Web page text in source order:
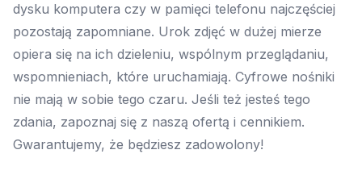
dysku komputera czy w pamięci telefonu najczęściej
pozostają zapomniane. Urok zdjęć w dużej mierze
opiera się na ich dzieleniu, wspólnym przeglądaniu,
wspomnieniach, które uruchamiają. Cyfrowe nośniki
nie mają w sobie tego czaru. Jeśli też jesteś tego
zdania, zapoznaj się z naszą ofertą i cennikiem.
Gwarantujemy, że będziesz zadowolony!